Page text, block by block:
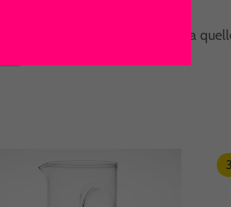
dimensioni possono differire da